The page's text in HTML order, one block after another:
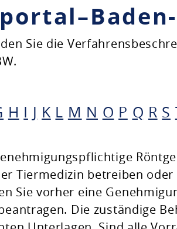
Sie die
H I J K L M N O P Q R S
Tiermedizin betreiben
Sie vorher eine
Die zuständige